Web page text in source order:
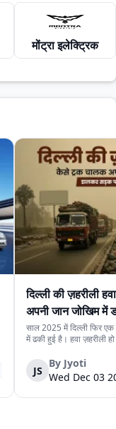
मोंट्रा इलेक्ट्रिक
दिल्ली की ज़हरीली
अपनी जान जोखिम
कर रहे हैं
साल 2025 में दिल्ली फिर
में ढकी हुई है। हवा ज़हरीली
रोज़ाना सड़क पर उतरते हैं।
क्योंकि दिल्ली की रोज़मर्रा...
JS
By Jyoti
Wed Dec 03